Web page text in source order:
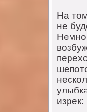
На
не
изрек: